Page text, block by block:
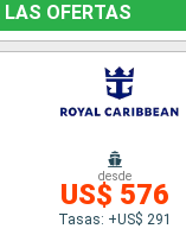
LAS OFERTAS
desde
US$ 576
Tasas: +US$ 291